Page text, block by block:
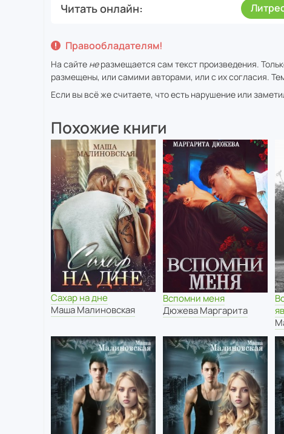
Читать онлайн
Правообладателям!
На сайте неразмещается сам текст произведения.
размещены, или самими авторами, или с их согласия.
Если вы всё же считаете, что есть нарушение или
Похожие книги
Сахар на дне
Маша Малиновская
Вспомни меня
Дюжева Маргарита